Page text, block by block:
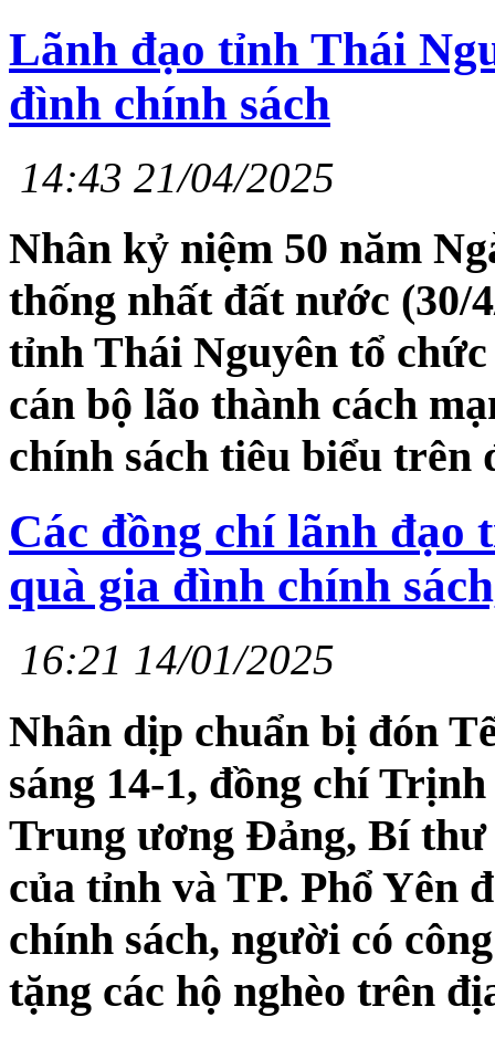
Lãnh đạo tỉnh Thái
đình chính sách
14:43 21/04/2025
Nhân kỷ niệm 50 năm
thống nhất đất nước (30/
tỉnh Thái Nguyên tổ
cán bộ lão thành cách
chính sách tiêu biểu trên
Các đồng chí lãnh đạo
quà gia đình chính
16:21 14/01/2025
Nhân dịp chuẩn bị đón
sáng 14-1, đồng chí
Trung ương Đảng, Bí
của tỉnh và TP. Phổ Yên
chính sách, người có
tặng các hộ nghèo trên